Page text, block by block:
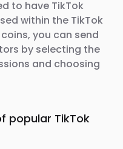
to have TikTok
within the TikTok
you can send
by selecting the
and choosing
popular TikTok